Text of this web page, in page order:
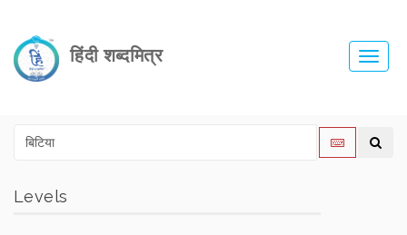
हिंदी शब्दमित्र
Levels